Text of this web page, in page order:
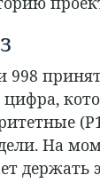
На
держать